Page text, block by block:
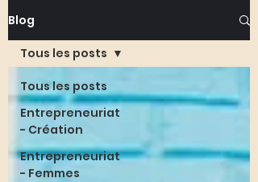
Blog
Tous les posts
Entrepreneuriat
- Création
Entrepreneuriat
- Femmes
Tous les posts